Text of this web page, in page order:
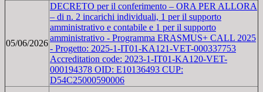
05/06/2026
DECRETO per il conferimento – ORA PER ALLORA
– di n. 2 incarichi individuali, 1 per il supporto
amministrativo e contabile e 1 per il supporto
amministrativo - Programma ERASMUS+ CALL 2025
- Progetto: 2025-1-IT01-KA121-VET-000337753
Accreditation code: 2023-1-IT01-KA120-VET-
000194378 OID: E10136493 CUP:
D54C25000590006